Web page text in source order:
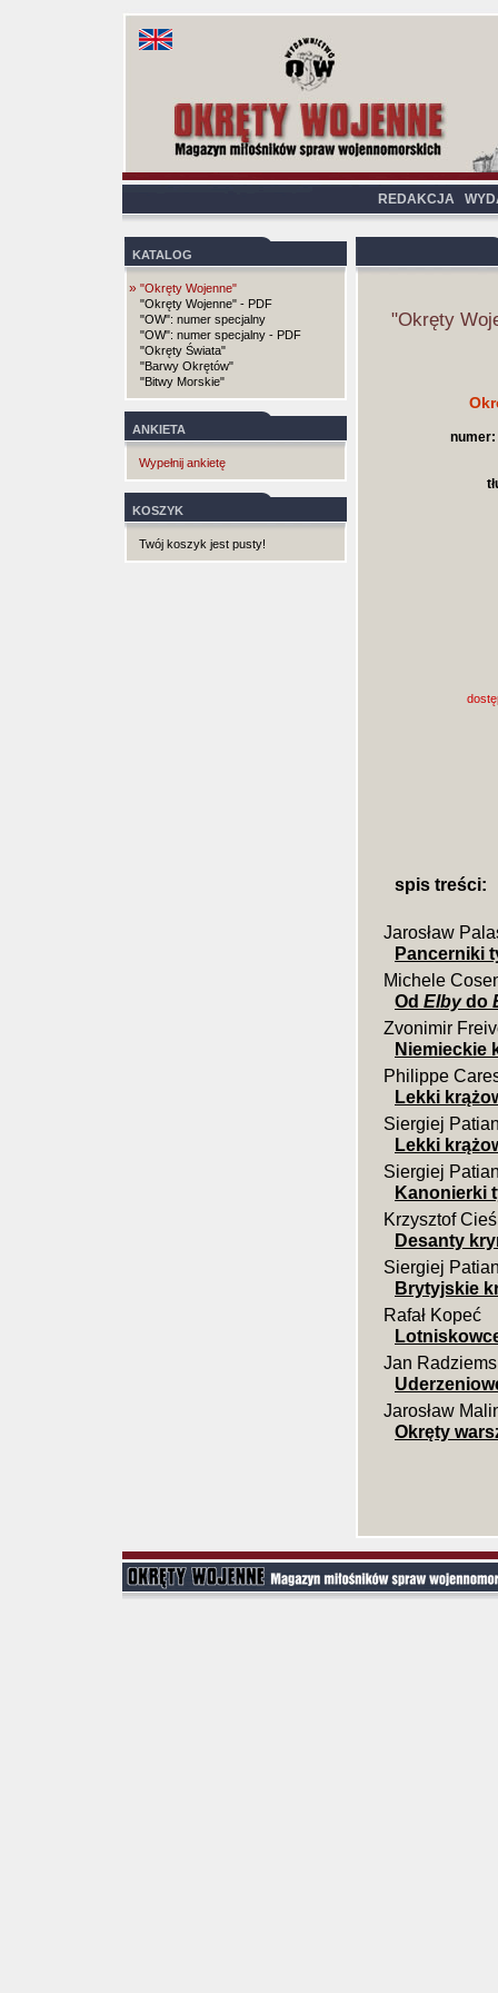
REDAKCJA
KATALOG
» "Okręty Wojenne"
"Okręty Wojenne" - PDF
"OW": numer specjalny
"OW": numer specjalny - PDF
"Okręty Świata"
"Barwy Okrętów"
"Bitwy Morskie"
ANKIETA
Wypełnij ankietę
KOSZYK
Twój koszyk jest pusty!
"Okręty
numer:
spis treści:
Jarosław
Pancerniki
Michele
Od Elbydo
Zvonimir
Niemieckie
Philippe
Lekki
Siergiej
Lekki
Siergiej
Kanonierki
Krzysztof
Desanty
Siergiej
Brytyjskie
Rafał Kopeć
Jan
Jarosław
Okręty